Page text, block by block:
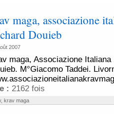
maga, associazione
Douieb
2007
maga, Associazione
M°Giacomo Taddei.
: 2162 fois
, krav maga